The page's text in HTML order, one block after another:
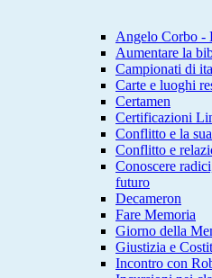
Angelo Corbo -
Aumentare la
Campionati di
Carte e luoghi
Certamen
Certificazioni
Conflitto e la
Conflitto e
Conoscere
futuro
Decameron
Fare Memoria
Giorno della
Giustizia e
Incontro con